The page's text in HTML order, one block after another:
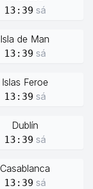
13:39 sá
Isla de Man
13:39 sá
Islas Feroe
13:39 sá
Dublín
13:39 sá
Casablanca
13:39 sá